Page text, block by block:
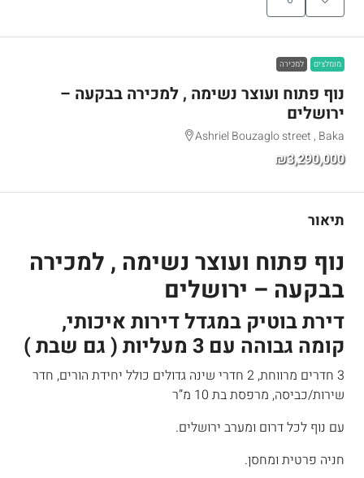
מומלצים למכירה
נוף פתוח ועוצר נשימה , למכירה בבקעה –
ירושלים
Ashriel Bouzaglo street , Baka
₪3,290,000
תיאור
נוף פתוח ועוצר נשימה , למכירה
בבקעה – ירושלים
דירת בוטיק במגדל דירות איכותי,
קומה גבוהה עם 3 מעליות ( גם שבת )
3 חדרים מרווחת, 2 חדרי שינה גדולים כולל יחידת הורים, חדר
שירות/כביסה, מרפסת בת 10 מ”ר
עם נוף לכל דרום ומערב ירושלים.
חניה פרטית ומחסן.